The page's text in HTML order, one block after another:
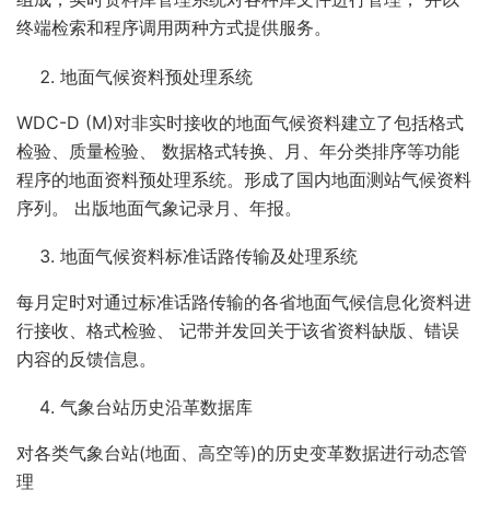
终端检索和程序调用两种方式提供服务。
地面气候资料预处理系统
WDC-D (M)对非实时接收的地面气候资料建立了包括格式
检验、质量检验、 数据格式转换、月、年分类排序等功能
程序的地面资料预处理系统。形成了国内地面测站气候资料
序列。 出版地面气象记录月、年报。
地面气候资料标准话路传输及处理系统
每月定时对通过标准话路传输的各省地面气候信息化资料进
行接收、格式检验、 记带并发回关于该省资料缺版、错误
内容的反馈信息。
气象台站历史沿革数据库
对各类气象台站(地面、高空等)的历史变革数据进行动态管
理